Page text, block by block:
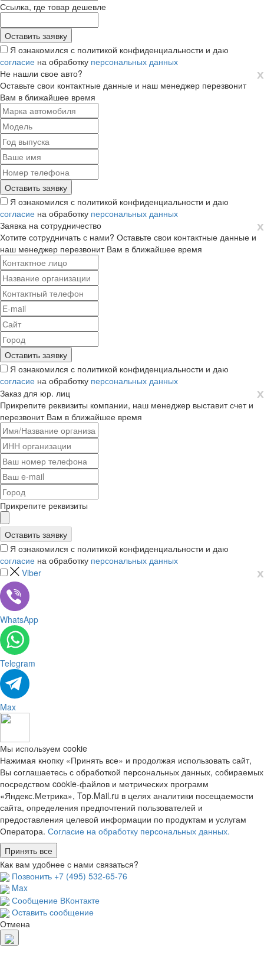
Ссылка, где товар дешевле
Я ознакомился с политикой конфиденциальности и даю
согласие на обработку персональных данных
х
Не нашли свое авто?
Оставьте свои контактные данные и наш менеджер перезвонит
Вам в ближайшее время
Я ознакомился с политикой конфиденциальности и даю
согласие на обработку персональных данных
х
Заявка на сотрудничество
Хотите сотрудничать с нами? Оставьте свои контактные данные и
наш менеджер перезвонит Вам в ближайшее время
Я ознакомился с политикой конфиденциальности и даю
согласие на обработку персональных данных
х
Заказ для юр. лиц
Прикрепите реквизиты компании, наш менеджер выставит счет и
перезвонит Вам в ближайшее время
Прикрепите реквизиты
Я ознакомился с политикой конфиденциальности и даю
согласие на обработку персональных данных
х
Viber
WhatsApp
Telegram
Max
Мы используем cookie
Нажимая кнопку «Принять все» и продолжая использовать сайт,
Вы соглашаетесь с обработкой персональных данных, собираемых
посредством cookie-файлов и метрических программ
«Яндекс.Метрика», Top.Mail.ru в целях аналитики посещаемости
сайта, определения предпочтений пользователей и
предоставления целевой информации по продуктам и услугам
Оператора. Согласие на обработку персональных данных.
Принять все
Как вам удобнее с нами связаться?
Позвонить +7 (495) 532-65-76
Max
Сообщение ВКонтакте
Оставить сообщение
Отмена